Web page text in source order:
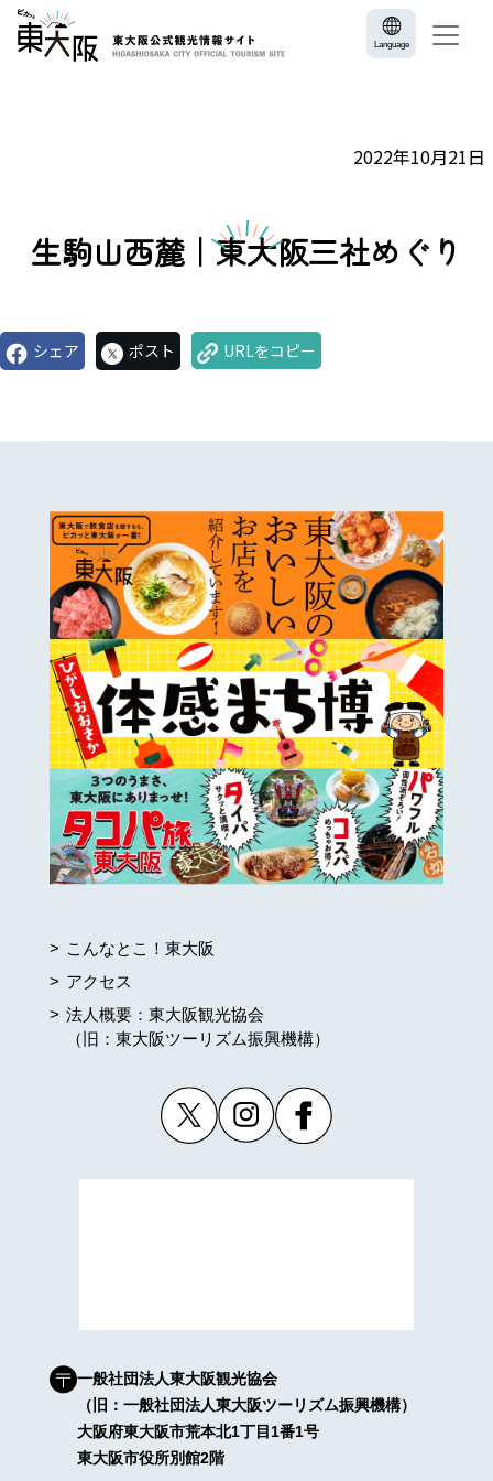
Language
2022年10月21日
生駒山西麓｜東大阪三社めぐり
シェア ポスト URLをコピー
こんなとこ！東大阪
アクセス
法人概要：東大阪観光協会
（旧：東大阪ツーリズム振興機構）
一般社団法人東大阪観光協会
（旧：一般社団法人東大阪ツーリズム振興機構）
大阪府東大阪市荒本北1丁目1番1号
東大阪市役所別館2階